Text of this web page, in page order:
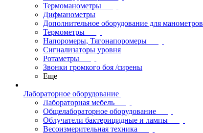
Термоманометры
Дифманометры
Дополнительное оборудование для манометров
Термометры
Напоромеры, Тягонапоромеры
Сигнализаторы уровня
Ротаметры
Звонки громкого боя /сирены
Еще
Лабораторное оборудование
Лабораторная мебель
Общелабораторное оборудование
Облучатели бактерицидные и лампы
Весоизмерительная техника